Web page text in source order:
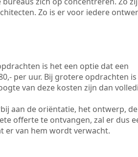
Zo is er voor iedere
is het een optie dat een
per uur. Bij grotere opdrachten
van deze kosten zijn dan
aan de oriëntatie, het ontwerp, de
offerte te ontvangen, zal er dus
er van hem wordt verwacht.